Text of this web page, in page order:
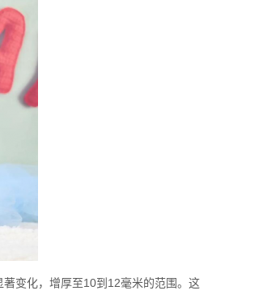
变化，增厚至10到12毫米的范围。这